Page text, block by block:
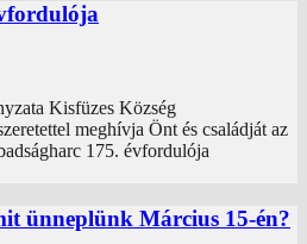
Kisfüzes Község
meghívja Önt és családját az
175. évfordulója
ünneplünk Március 15-én?